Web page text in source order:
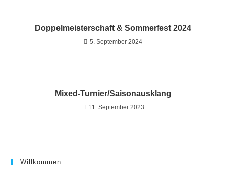
Doppelmeisterschaft & Sommerfest 2024
5. September 2024
Mixed-Turnier/Saisonausklang
11. September 2023
Willkommen